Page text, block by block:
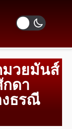
วยมันส์
ดา
งธรณี